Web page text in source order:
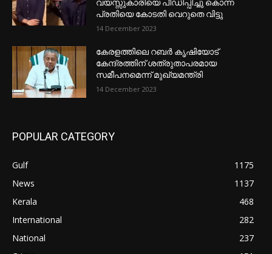
വയസ്സുകാരിയെ പീഡിപ്പിച്ചു കൊന്ന
പ്രതിയെ കോടതി വെറുതെ വിട്ടു
14 December 2023
കേരളത്തിലെ റബർ കൃഷിയോട്
കേന്ദ്രത്തിന് ശത്രുതാപരമായ
സമീപനമെന്ന് മുഖ്യമന്ത്രി
14 December 2023
POPULAR CATEGORY
Gulf
1175
News
1137
Kerala
468
International
282
National
237